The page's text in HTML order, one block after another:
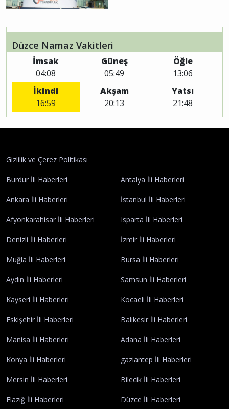
Düzce Namaz Vakitleri
İmsak
04:08
Güneş
05:49
Öğle
13:06
İkindi
16:59
Akşam
20:13
Yatsı
21:48
Gizlilik ve Çerez Politikası
Burdur İli Haberleri Antalya İli Haberleri
Ankara İli Haberleri İstanbul İli Haberleri
Afyonkarahisar İli Haberleri Isparta İli Haberleri
Denizli İli Haberleri İzmir İli Haberleri
Muğla İli Haberleri Bursa İli Haberleri
Aydın İli Haberleri Samsun İli Haberleri
Kayseri İli Haberleri Kocaeli İli Haberleri
Eskişehir İli Haberleri Balıkesir İli Haberleri
Manisa İli Haberleri Adana İli Haberleri
Konya İli Haberleri gaziantep İli Haberleri
Mersin İli Haberleri Bilecik İli Haberleri
Elazığ İli Haberleri Düzce İli Haberleri